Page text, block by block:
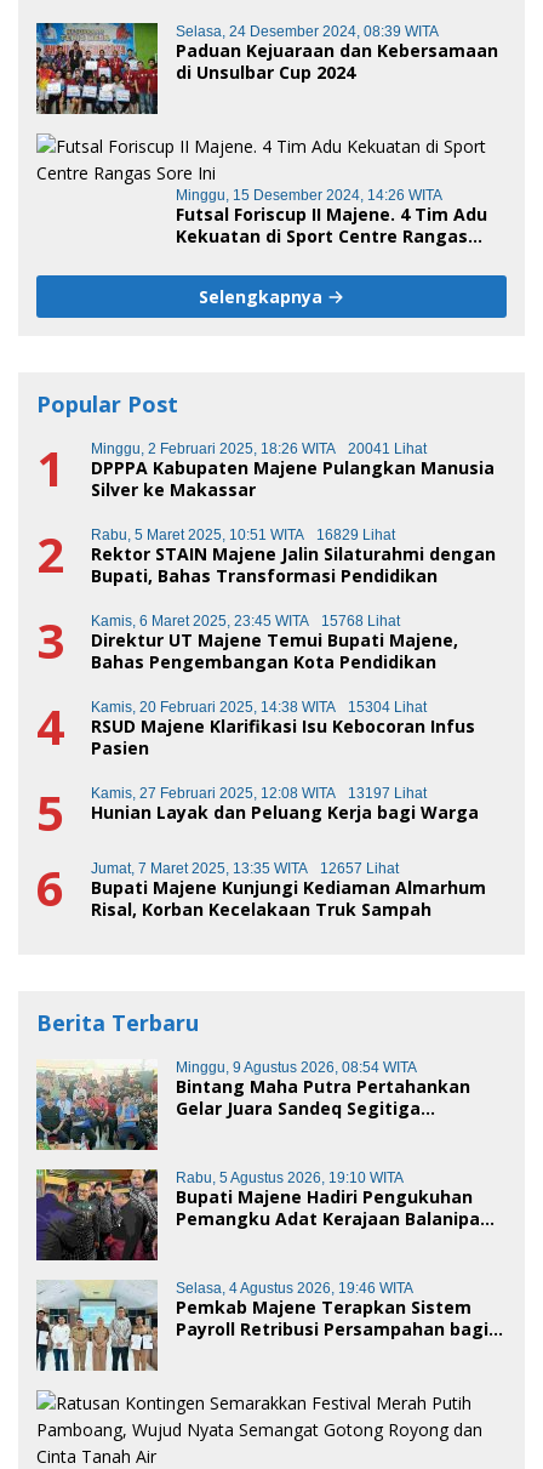
Selasa, 24 Desember 2024, 08:39 WITA
Paduan Kejuaraan dan Kebersamaan
di Unsulbar Cup 2024
Minggu, 15 Desember 2024, 14:26 WITA
Futsal Foriscup II Majene. 4 Tim Adu
Kekuatan di Sport Centre Rangas
Selengkapnya
Popular Post
1 Minggu, 2 Februari 2025, 18:26 WITA 20041 Lihat
DPPPA Kabupaten Majene Pulangkan Manusia
Silver ke Makassar
2 Rabu, 5 Maret 2025, 10:51 WITA 16829 Lihat
Rektor STAIN Majene Jalin Silaturahmi dengan
Bupati, Bahas Transformasi Pendidikan
3 Kamis, 6 Maret 2025, 23:45 WITA 15768 Lihat
Direktur UT Majene Temui Bupati Majene,
Bahas Pengembangan Kota Pendidikan
4 Kamis, 20 Februari 2025, 14:38 WITA 15304 Lihat
RSUD Majene Klarifikasi Isu Kebocoran Infus
Pasien
5 Kamis, 27 Februari 2025, 12:08 WITA 13197 Lihat
Hunian Layak dan Peluang Kerja bagi Warga
6 Jumat, 7 Maret 2025, 13:35 WITA 12657 Lihat
Bupati Majene Kunjungi Kediaman Almarhum
Risal, Korban Kecelakaan Truk Sampah
Berita Terbaru
Minggu, 9 Agustus 2026, 08:54 WITA
Bintang Maha Putra Pertahankan
Gelar Juara Sandeq Segitiga
Rabu, 5 Agustus 2026, 19:10 WITA
Bupati Majene Hadiri Pengukuhan
Pemangku Adat Kerajaan Balanipa
Selasa, 4 Agustus 2026, 19:46 WITA
Pemkab Majene Terapkan Sistem
Payroll Retribusi Persampahan bagi